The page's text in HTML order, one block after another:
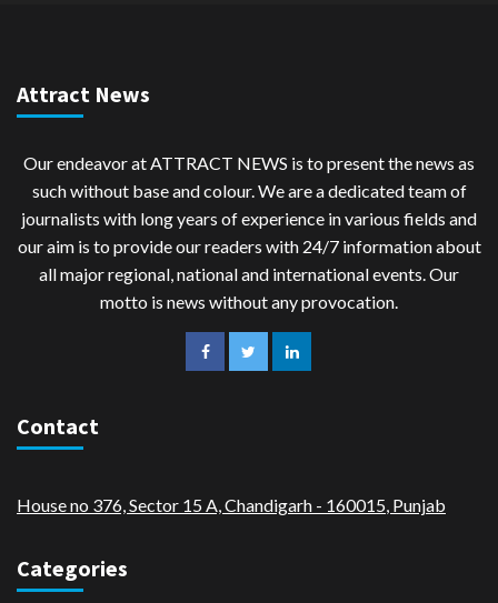
Attract News
Our endeavor at ATTRACT NEWS is to present the news as
such without base and colour. We are a dedicated team of
journalists with long years of experience in various fields and
our aim is to provide our readers with 24/7 information about
all major regional, national and international events. Our
motto is news without any provocation.
Contact
House no 376, Sector 15 A, Chandigarh - 160015, Punjab
Categories